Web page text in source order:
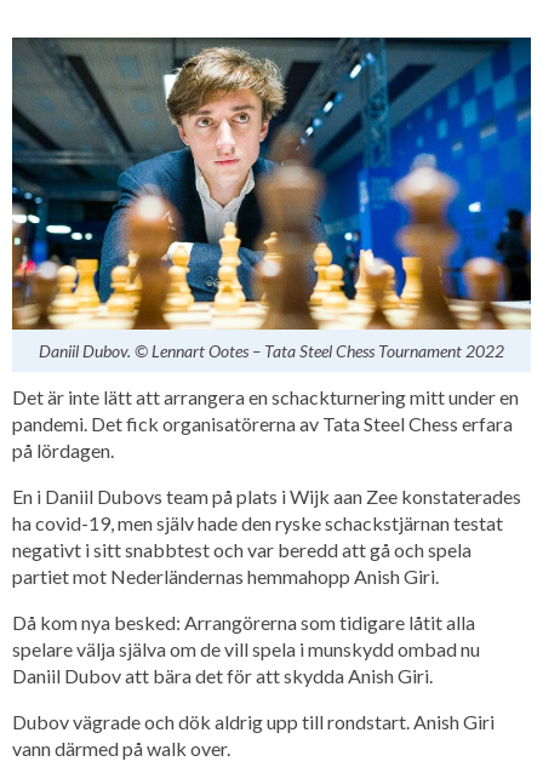
Daniil Dubov. © Lennart Ootes – Tata Steel Chess Tournament 2022
Det är inte lätt att arrangera en schackturnering mitt under en
pandemi. Det fick organisatörerna av Tata Steel Chess erfara
på lördagen.
En i Daniil Dubovs team på plats i Wijk aan Zee konstaterades
ha covid-19, men själv hade den ryske schackstjärnan testat
negativt i sitt snabbtest och var beredd att gå och spela
partiet mot Nederländernas hemmahopp Anish Giri.
Då kom nya besked: Arrangörerna som tidigare låtit alla
spelare välja själva om de vill spela i munskydd ombad nu
Daniil Dubov att bära det för att skydda Anish Giri.
Dubov vägrade och dök aldrig upp till rondstart. Anish Giri
vann därmed på walk over.